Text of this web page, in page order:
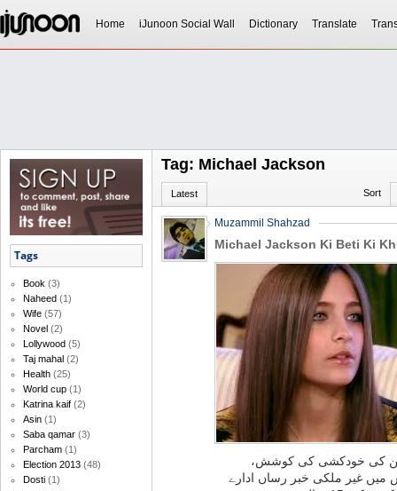
Home iJunoon Social Wall Dictionary Translate
Tags
Book (3)
Naheed (1)
Wife (57)
Novel (2)
Lollywood (5)
Taj mahal (2)
Health (25)
World cup (1)
Katrina kaif (2)
Asin (1)
Saba qamar (3)
Parcham (1)
Election 2013 (48)
Dosti (1)
Tag: Michael Jackson
Latest Sort
Muzammil Shahzad
Michael Jackson Ki Beti Ki
کی خودکشی کی کوشش،
میں غیر ملکی خبر رساں ادارے